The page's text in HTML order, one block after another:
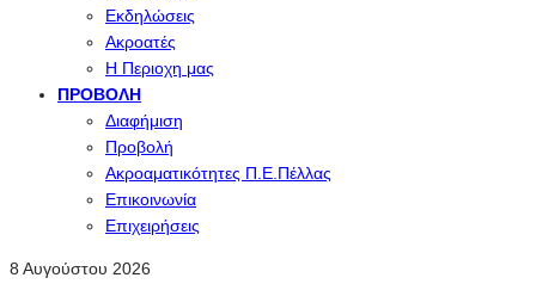
Εκδηλώσεις
Ακροατές
Η Περιοχη μας
ΠΡΟΒΟΛΉ
Διαφήμιση
Προβολή
Ακροαματικότητες Π.Ε.Πέλλας
Επικοινωνία
Επιχειρήσεις
8 Αυγούστου 2026